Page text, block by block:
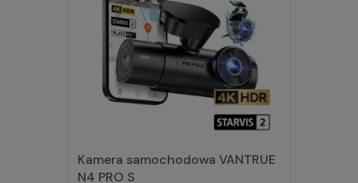
Kamera samochodowa VANTRUE
N4 PRO S